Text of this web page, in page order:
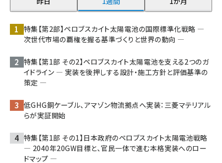
特集【第2部】ペロブスカイト太陽電池の国際標準化戦略 ―
次世代市場の覇権を握る基準づくりと世界の動向 ―
特集【第1部 その2】ペロブスカイト太陽電池を支える2つのガ
イドライン ― 実装を後押しする設計・施工方針と評価基準の
策定 ―
低GHG銅ケーブル、アマゾン物流拠点へ実装：三菱マテリアル
らが実証開始
特集【第1部 その1】日本政府のペロブスカイト太陽電池戦略
― 2040年20GW目標と、官民一体で進む本格実装へのロー
ドマップ ―